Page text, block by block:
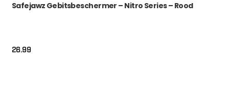
Safejawz Gebitsbeschermer – Nitro Series – Rood
26.99